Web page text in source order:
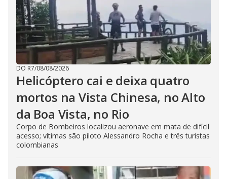
DO R7/08/08/2026
Helicóptero cai e deixa quatro
mortos na Vista Chinesa, no Alto
da Boa Vista, no Rio
Corpo de Bombeiros localizou aeronave em mata de difícil
acesso; vítimas são piloto Alessandro Rocha e três turistas
colombianas